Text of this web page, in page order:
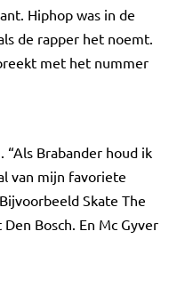
Hiphop was in de
de rapper het noemt.
met het nummer
Brabander houd ik
van mijn favoriete
Skate The
Bosch. En Mc Gyver